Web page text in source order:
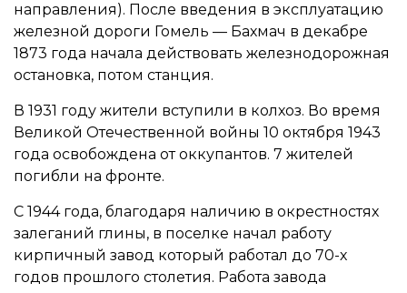
направления). После введения в эксплуатацию
железной дороги Гомель — Бахмач в декабре
1873 года начала действовать железнодорожная
остановка, потом станция.
В 1931 году жители вступили в колхоз. Во время
Великой Отечественной войны 10 октября 1943
года освобождена от оккупантов. 7 жителей
погибли на фронте.
С 1944 года, благодаря наличию в окрестностях
залеганий глины, в поселке начал работу
кирпичный завод который работал до 70-х
годов прошлого столетия. Работа завода